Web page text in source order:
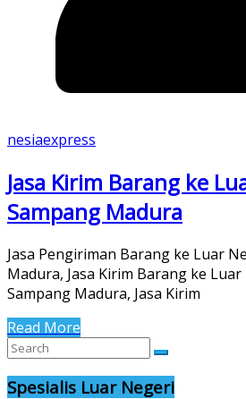
nesiaexpress
Jasa Kirim Barang ke
Sampang Madura
Jasa Pengiriman Barang ke Luar
Madura, Jasa Kirim Barang ke
Sampang Madura, Jasa Kirim
Read More
Spesialis Luar Negeri